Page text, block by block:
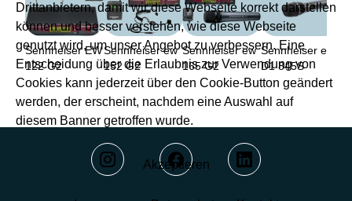
Drittanbietern, damit wir diese Webseite korrekt darstellen
können und besser verstehen, wie diese Webseite
genutzt wird, um unser Angebot zu verbessern. Eine
Entscheidung über die Erlaubnis zur Verwendung von
Cookies kann jederzeit über den Cookie-Button geändert
werden, der erscheint, nachdem eine Auswahl auf
diesem Banner getroffen wurde.
Akzeptieren
Sennheiser EW
122 G2
Sennheiser ew
152 G2
Sennheiser ew
165 G2
Sennheiser ew
D1 845S